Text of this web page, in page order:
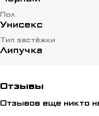
Пол
Унисекс
Тип застёжки
Липучка
Отзывы
Отзывов еще никто